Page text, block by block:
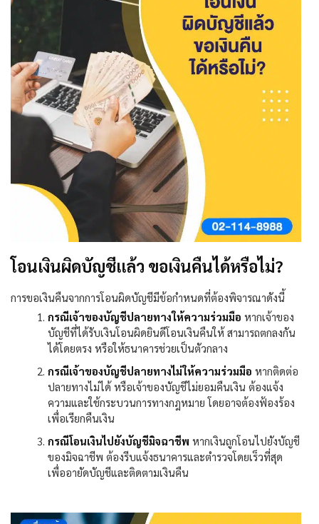
โอนเงินผิดบัญชีแล้ว ขอเงินคืนได้หรือไม่?
การขอเงินคืนจากการโอนผิดบัญชีมีข้อกำหนดที่ต้องพิจารณาดังนี้
กรณีเจ้าของบัญชีปลายทางให้ความร่วมมือ หากเจ้าของ
บัญชีที่ได้รับเงินโอนผิดยินดีโอนเงินคืนให้ สามารถตกลงกัน
ได้โดยตรง หรือให้ธนาคารช่วยเป็นตัวกลาง
กรณีเจ้าของบัญชีปลายทางไม่ให้ความร่วมมือ หากติดต่อ
ปลายทางไม่ได้ หรือเจ้าของบัญชีไม่ยอมคืนเงิน ต้องแจ้ง
ความและใช้กระบวนการทางกฎหมาย โดยอาจต้องฟ้องร้อง
เพื่อเรียกคืนเงิน
กรณีโอนเงินไปยังบัญชีมิจฉาชีพ หากเงินถูกโอนไปยังบัญชี
ของมิจฉาชีพ ต้องรีบแจ้งธนาคารและตำรวจโดยเร็วที่สุด
เพื่ออายัดบัญชีและติดตามเงินคืน